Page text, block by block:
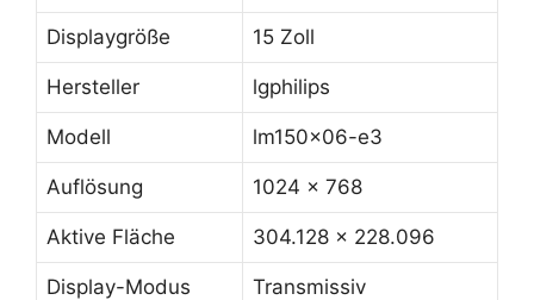
Displaygröße 15 Zoll
Hersteller lgphilips
Modell lm150x06-e3
Auflösung 1024 x 768
Aktive Fläche 304.128 x 228.096
Display-Modus Transmissiv